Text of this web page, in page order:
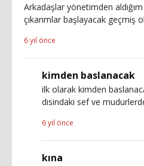
Arkadaşlar yönetimden
çıkarımlar başlayacak geçmiş
6 yıl önce
kimden baslanacak
ilk olarak kimden
disindaki sef ve
6 yıl önce
kına